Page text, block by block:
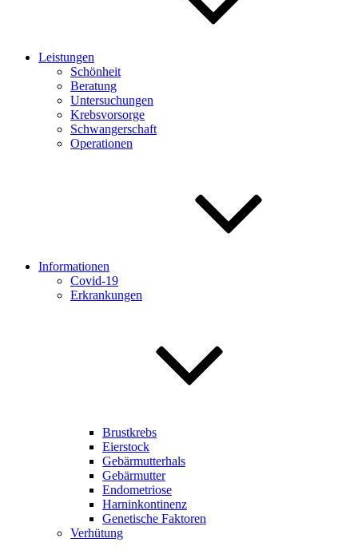
Leistungen
Schönheit
Beratung
Untersuchungen
Krebsvorsorge
Schwangerschaft
Operationen
Informationen
Covid-19
Erkrankungen
Brustkrebs
Eierstock
Gebärmutterhals
Gebärmutter
Endometriose
Harninkontinenz
Genetische Faktoren
Verhütung